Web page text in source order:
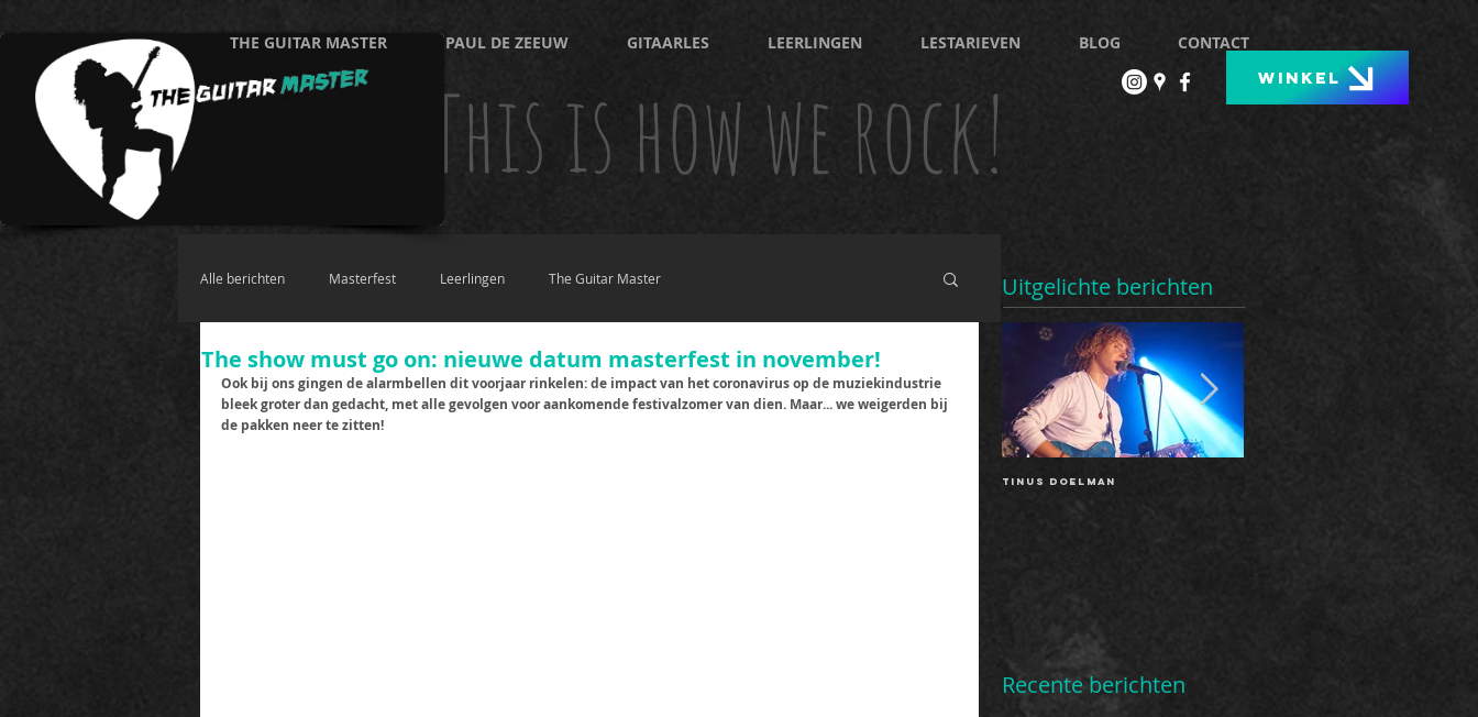
THE GUITAR MASTER PAUL DE ZEEUW GITAARLES LEERLINGEN LESTARIEVEN BLOG
CONTACT
WINKEL
This is how we rock!
Alle berichten Masterfest Leerlingen The Guitar Master
The show must go on: nieuwe datum masterfest in november!
Ook bij ons gingen de alarmbellen dit voorjaar rinkelen: de impact van het coronavirus op de muziekindustrie
bleek groter dan gedacht, met alle gevolgen voor aankomende festivalzomer van dien. Maar... we weigerden bij
de pakken neer te zitten!
Uitgelichte berichten
Tinus Doelman
Recente berichten